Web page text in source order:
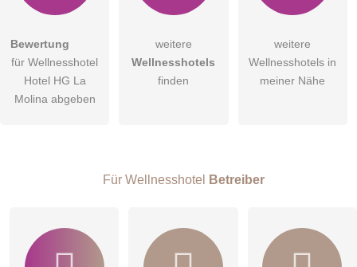
DieDatenschutzerklärunghabe ich zur Kenntnis genommen.
öffentliche Frage stellen
Klicken Sie hier um eineindividuelle Fragean den
Bewertung
für Wellnesshotel
Hotel HG La
Molina abgeben
weitere
Wellnesshotels
finden
weitere
Wellnesshotels in
meiner Nähe
Für Wellnesshotel Betreiber